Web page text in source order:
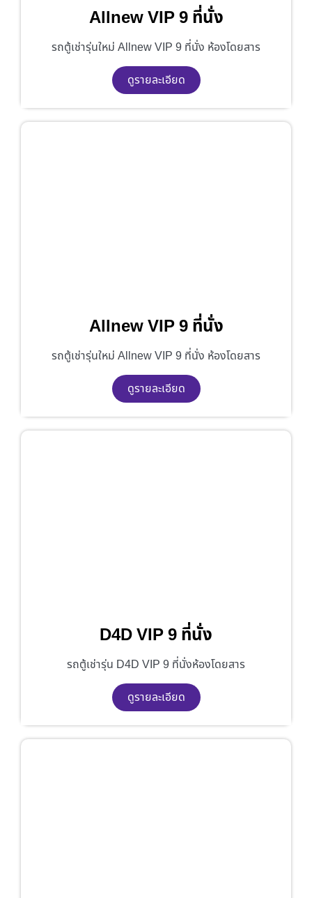
Allnew VIP 9 ที่นั่ง
รถตู้เช่ารุ่นใหม่ Allnew VIP 9 ที่นั่ง ห้องโดยสาร
ดูรายละเอียด
Allnew VIP 9 ที่นั่ง
รถตู้เช่ารุ่นใหม่ Allnew VIP 9 ที่นั่ง ห้องโดยสาร
ดูรายละเอียด
D4D VIP 9 ที่นั่ง
รถตู้เช่ารุ่น D4D VIP 9 ที่นั่งห้องโดยสาร
ดูรายละเอียด